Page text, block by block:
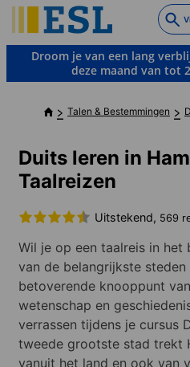
to
main
contentDroom je van een lang
deze maand van tot
Talen & Bestemmingen
Duits leren in
Taalreizen
Uitstekend, 569
Wil je op een taalreis in het
van de belangrijkste
betoverende knooppunt
wetenschap en
verrassen tijdens je cursus
tweede grootste stad trekt
vanuit het land en ook van